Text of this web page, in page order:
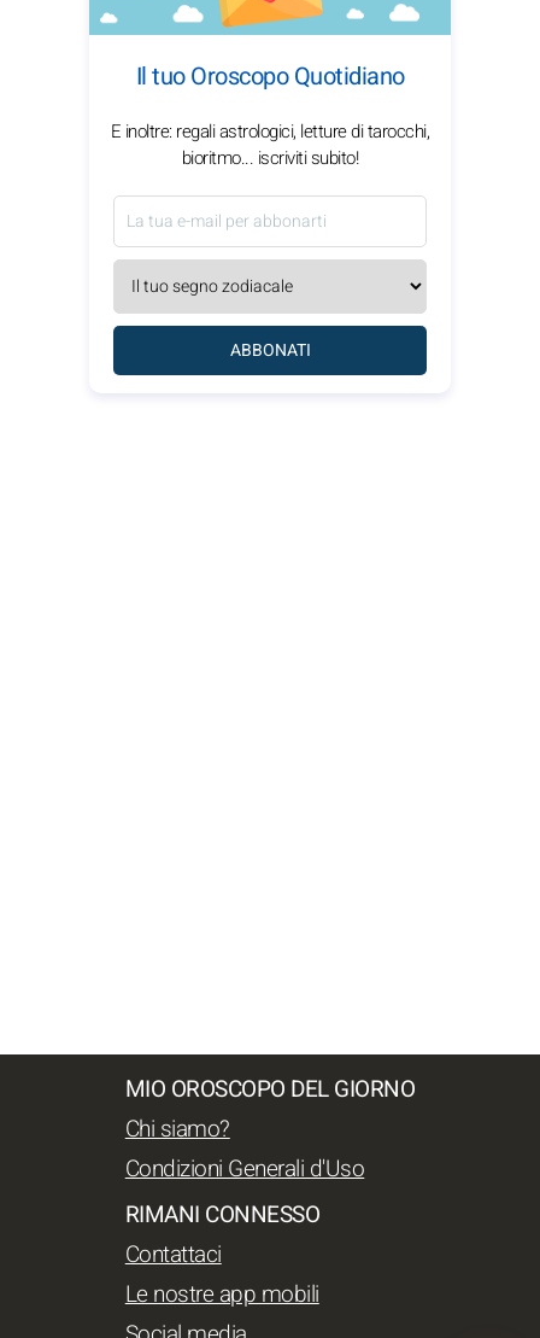
Il tuo Oroscopo Quotidiano
E inoltre: regali astrologici, letture di tarocchi,
bioritmo... iscriviti subito!
ABBONATI
MIO OROSCOPO DEL GIORNO
Chi siamo?
Condizioni Generali d'Uso
RIMANI CONNESSO
Contattaci
Le nostre app mobili